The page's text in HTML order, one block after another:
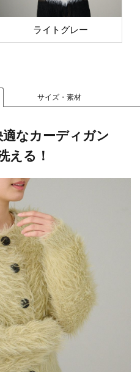
サイズ・素材
なカーディガン
える！
ライトグレー